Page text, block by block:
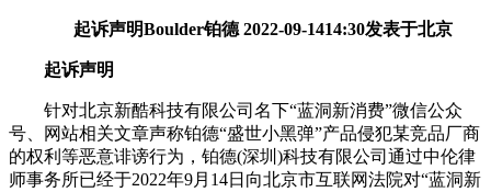
起诉声明Boulder铂德 2022-09-1414:30发表于北京
起诉声明
针对北京新酷科技有限公司名下“蓝洞新消费”微信公众
号、网站相关文章声称铂德“盛世小黑弹”产品侵犯某竞品厂商
的权利等恶意诽谤行为，铂德(深圳)科技有限公司通过中伦律
师事务所已经于2022年9月14日向北京市互联网法院对“蓝洞新